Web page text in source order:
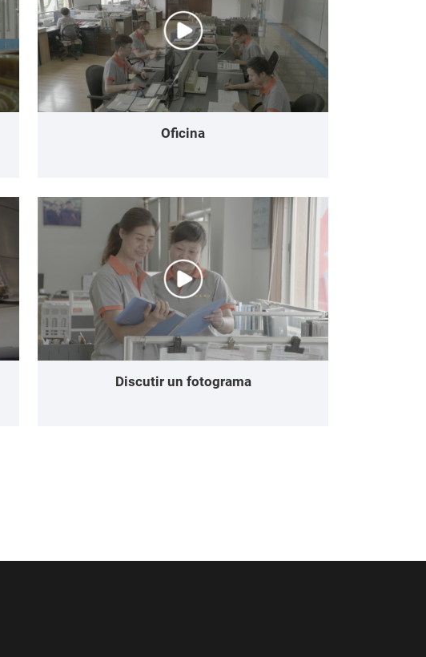
Oficina
Discutir un fotograma